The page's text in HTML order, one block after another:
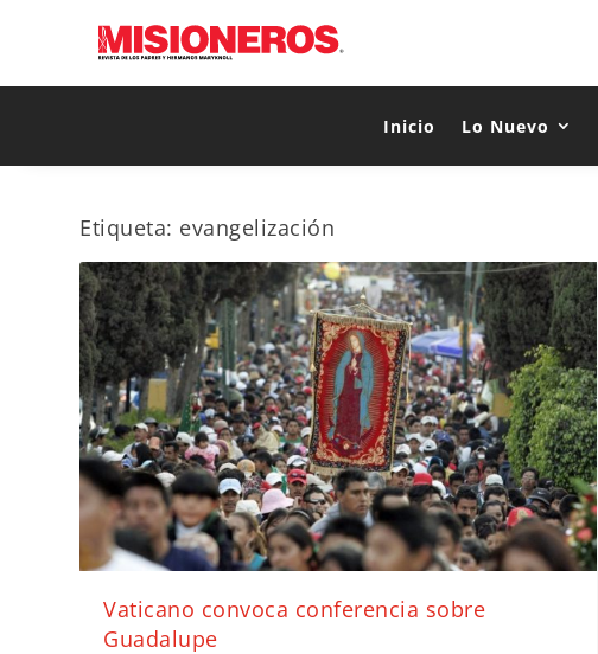
Inicio Lo Nuevo
Etiqueta: evangelización
Vaticano convoca conferencia sobre
Guadalupe